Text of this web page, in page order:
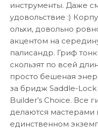
инструменты. Даже
удовольствие :)
ольхи, довольно
акцентом на
палисандр. Гриф
скользят по всей
просто бешеная
за бридж Saddle-
Builder’s Choice. Все
делаются
единственном